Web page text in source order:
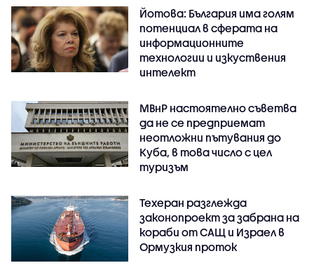
Йотова: България има голям
потенциал в сферата на
информационните
технологии и изкуствения
интелект
МВнР настоятелно съветва
да не се предприемат
неотложни пътувания до
Куба, в това число с цел
туризъм
Техеран разглежда
законопроект за забрана на
кораби от САЩ и Израел в
Ормузкия проток